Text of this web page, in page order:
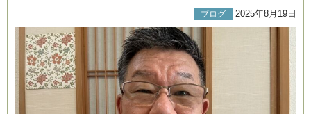
ブログ 2025年8月19日